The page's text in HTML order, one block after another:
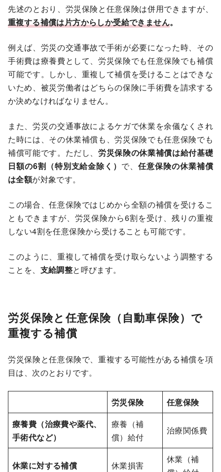
先述のとおり、労災保険と任意保険は併用できますが、
重複する補償は片方からしか受給できません。
例えば、労災の交通事故で手術が必要になった時、その
手術費は療養費として、労災保険でも任意保険でも補償
可能です。しかし、重複して補償を受けることはできな
いため、被災労働者はどちらの保険に手術費を請求する
か決めなければなりません。
また、労災の交通事故によるケガで休業を余儀なくされ
た時には、その休業補償も、労災保険でも任意保険でも
補償可能です。ただし、労災保険の休業補償は給付基礎
日額の6割（特別支給金除く） で、任意保険の休業補償
は全額が対象です。
この場合、任意保険ではじめから全額の補償を受けるこ
ともできますが、労災保険から6割を受け、残りの重複
しない4割を任意保険から受けることも可能です。
このように、重複して補償を受け取らないよう調整する
ことを、 支給調整と呼びます。
労災保険と任意保険（自動車保険）で
重複する補償
労災保険と任意保険で、重複する可能性がある補償を項
目は、次のとおりです。
労災保険
任意保険
療養費（治療費や薬代、
手術代など）
療養（補
償）給付
治療関係費
休業に対する補償 休業損害
休業（補